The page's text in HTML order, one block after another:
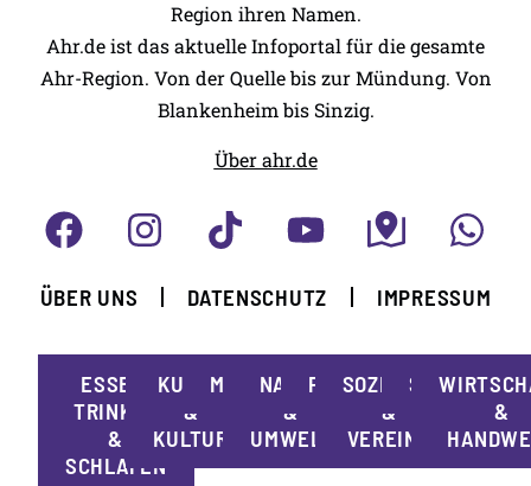
Region ihren Namen.
Ahr.de ist das aktuelle Infoportal für die gesamte
Ahr-Region. Von der Quelle bis zur Mündung. Von
Blankenheim bis Sinzig.
Über ahr.de
ÜBER UNS DATENSCHUTZ IMPRESSUM
ESSEN,
TRINKEN
&
SCHLAFEN
KUNST
&
KULTUR
MOBILITÄT
NATUR
&
UMWELT
POLITIK
SOZIALES
&
VEREINE
SPORT
&